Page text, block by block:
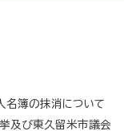
名簿の抹消について
及び東久留米市議会